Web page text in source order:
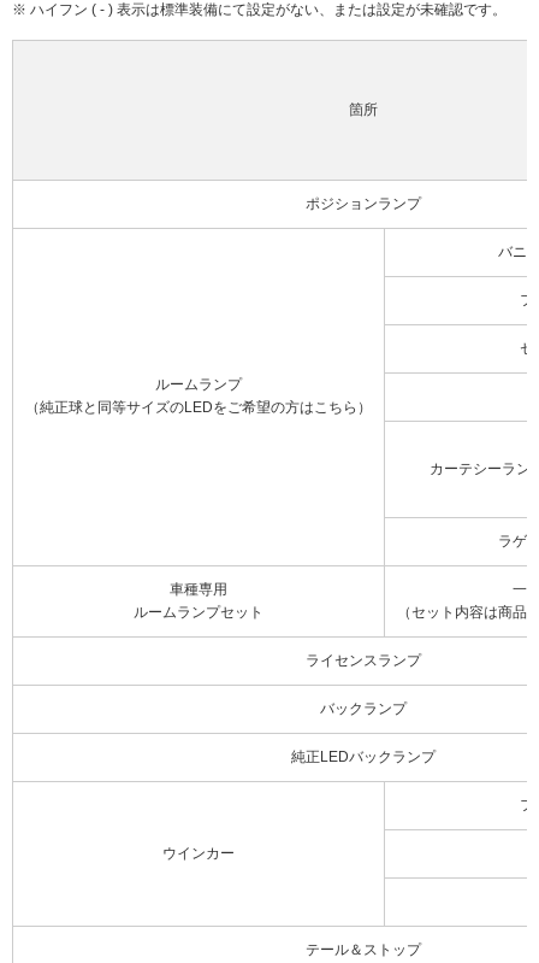
※ ハイフン ( - ) 表示は標準装備にて設定がない、または設定が未確認です。
箇所
ポジションランプ
ルームランプ
（純正球と同等サイズのLEDをご希望の方はこちら）
バニ
フ
セ
カーテシーラン
ラゲ
車種専用
ルームランプセット
一
（セット内容は商品
ライセンスランプ
バックランプ
純正LEDバックランプ
ウインカー
フ
テール＆ストップ